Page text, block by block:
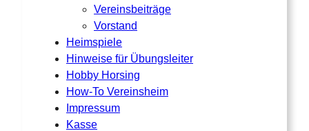
Vereinsbeiträge
Vorstand
Heimspiele
Hinweise für Übungsleiter
Hobby Horsing
How-To Vereinsheim
Impressum
Kasse